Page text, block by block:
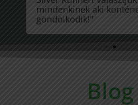
mindenkinek aki
gondolkodik!"
Blog